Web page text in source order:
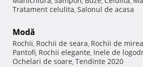
Tratament celulita, Salonul de acasa
Modă
Rochii, Rochii de seara, Rochii de
Pantofi, Rochii elegante, Inele de
Ochelari de soare, Tendinte 2020